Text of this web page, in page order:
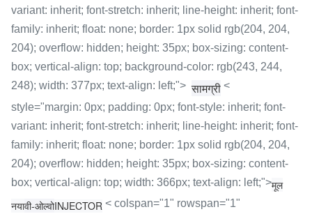
variant: inherit; font-stretch: inherit; line-height: inherit; font-
family: inherit; float: none; border: 1px solid rgb(204, 204,
204); overflow: hidden; height: 35px; box-sizing: content-
box; vertical-align: top; background-color: rgb(243, 244,
248); width: 377px; text-align: left;">सामग्री <
style="margin: 0px; padding: 0px; font-style: inherit; font-
variant: inherit; font-stretch: inherit; line-height: inherit; font-
family: inherit; float: none; border: 1px solid rgb(204, 204,
204); overflow: hidden; height: 35px; box-sizing: content-
box; vertical-align: top; width: 366px; text-align: left;">मूल
नयावी-ओल्वोINJECTOR < colspan="1" rowspan="1"